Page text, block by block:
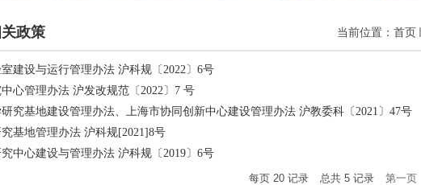
关政策 当前位置： 首页
室建设与运行管理办法 沪科规〔2022〕6号
中心管理办法 沪发改规范〔2022〕7 号
研究基地建设管理办法、上海市协同创新中心建设管理办法 沪教委科〔2021〕47号
究基地管理办法 沪科规[2021]8号
究中心建设与管理办法 沪科规〔2019〕6号
每页 20 记录 总共 5 记录 第一页